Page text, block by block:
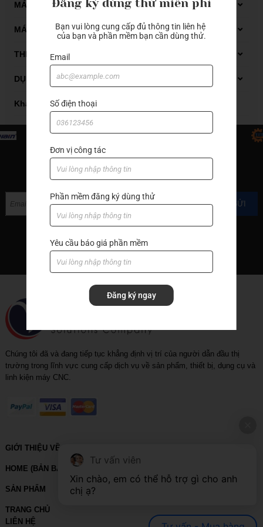
Dụng cụ đo Mitutoyo
Thiết bị đo kiểm
MÁY GIA CÔNG GỖ CNC
Máy phay gỗ CNC
Máy tiện gỗ CNC
MÁY GIA CÔNG ĐÁ CNC
Carbide end mill
THIẾT BỊ XỬ LÝ DẦU CẮT GỌT
Thiết bị xử lý dung dịch tưới nguội
Thiết bị xử lý mạt sắt bùn lắng
DỤNG CỤ CẮT GỌT KIM LOẠI
Automatic lathes
Boring bar
Carbide end mill
End mill with cutter
Grooving
Hand tools
Hạt insert
Machine accessories
Tool holder
Tool holder with coolant
Khác
ĐĂNG KÝ NHẬN TIN
GỬI
Chúng tôi đã và đang tiếp tục khẳng định vị trí của người dẫn đầu thị
trường trong lĩnh vực cung cấp dịch vụ về sản phẩm, thiết bị, dụng cụ và
linh kiện máy CNC.
GIỚI THIỆU VỀ VIHOTH
HOME (BẢN BACKUP – VUI LÒNG KHÔNG SỬA XÓA)
SẢN PHẨM
TRANG CHỦ
LIÊN HỆ
Đăng ký dùng thử miễn phí
Bạn vui lòng cung cấp đủ thông tin liên hệ
của bạn và phần mềm bạn cần dùng thử.
Email
Số điện thoại
Đơn vị công tác
Phần mềm đăng ký dùng thử
Yêu cầu báo giá phần mềm
Đăng ký ngay
Tư vấn viên
Xin chào, em có thể hỗ trợ gì cho anh
chị ạ?